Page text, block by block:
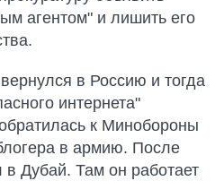
агентом" и лишить его
в Россию и тогда
интернета"
к Минобороны
в армию. После
в Дубай. Там он работает